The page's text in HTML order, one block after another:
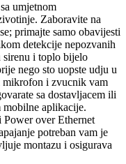
umjetnom
Zaboravite na
primajte samo obavijesti
detekcije nepozvanih
sirenu i toplo bijelo
nego sto uopste udju u
mikrofon i zvucnik vam
sa dostavljacem ili
mobilne aplikacije.
Power over Ethernet
potreban vam je
montazu i osigurava